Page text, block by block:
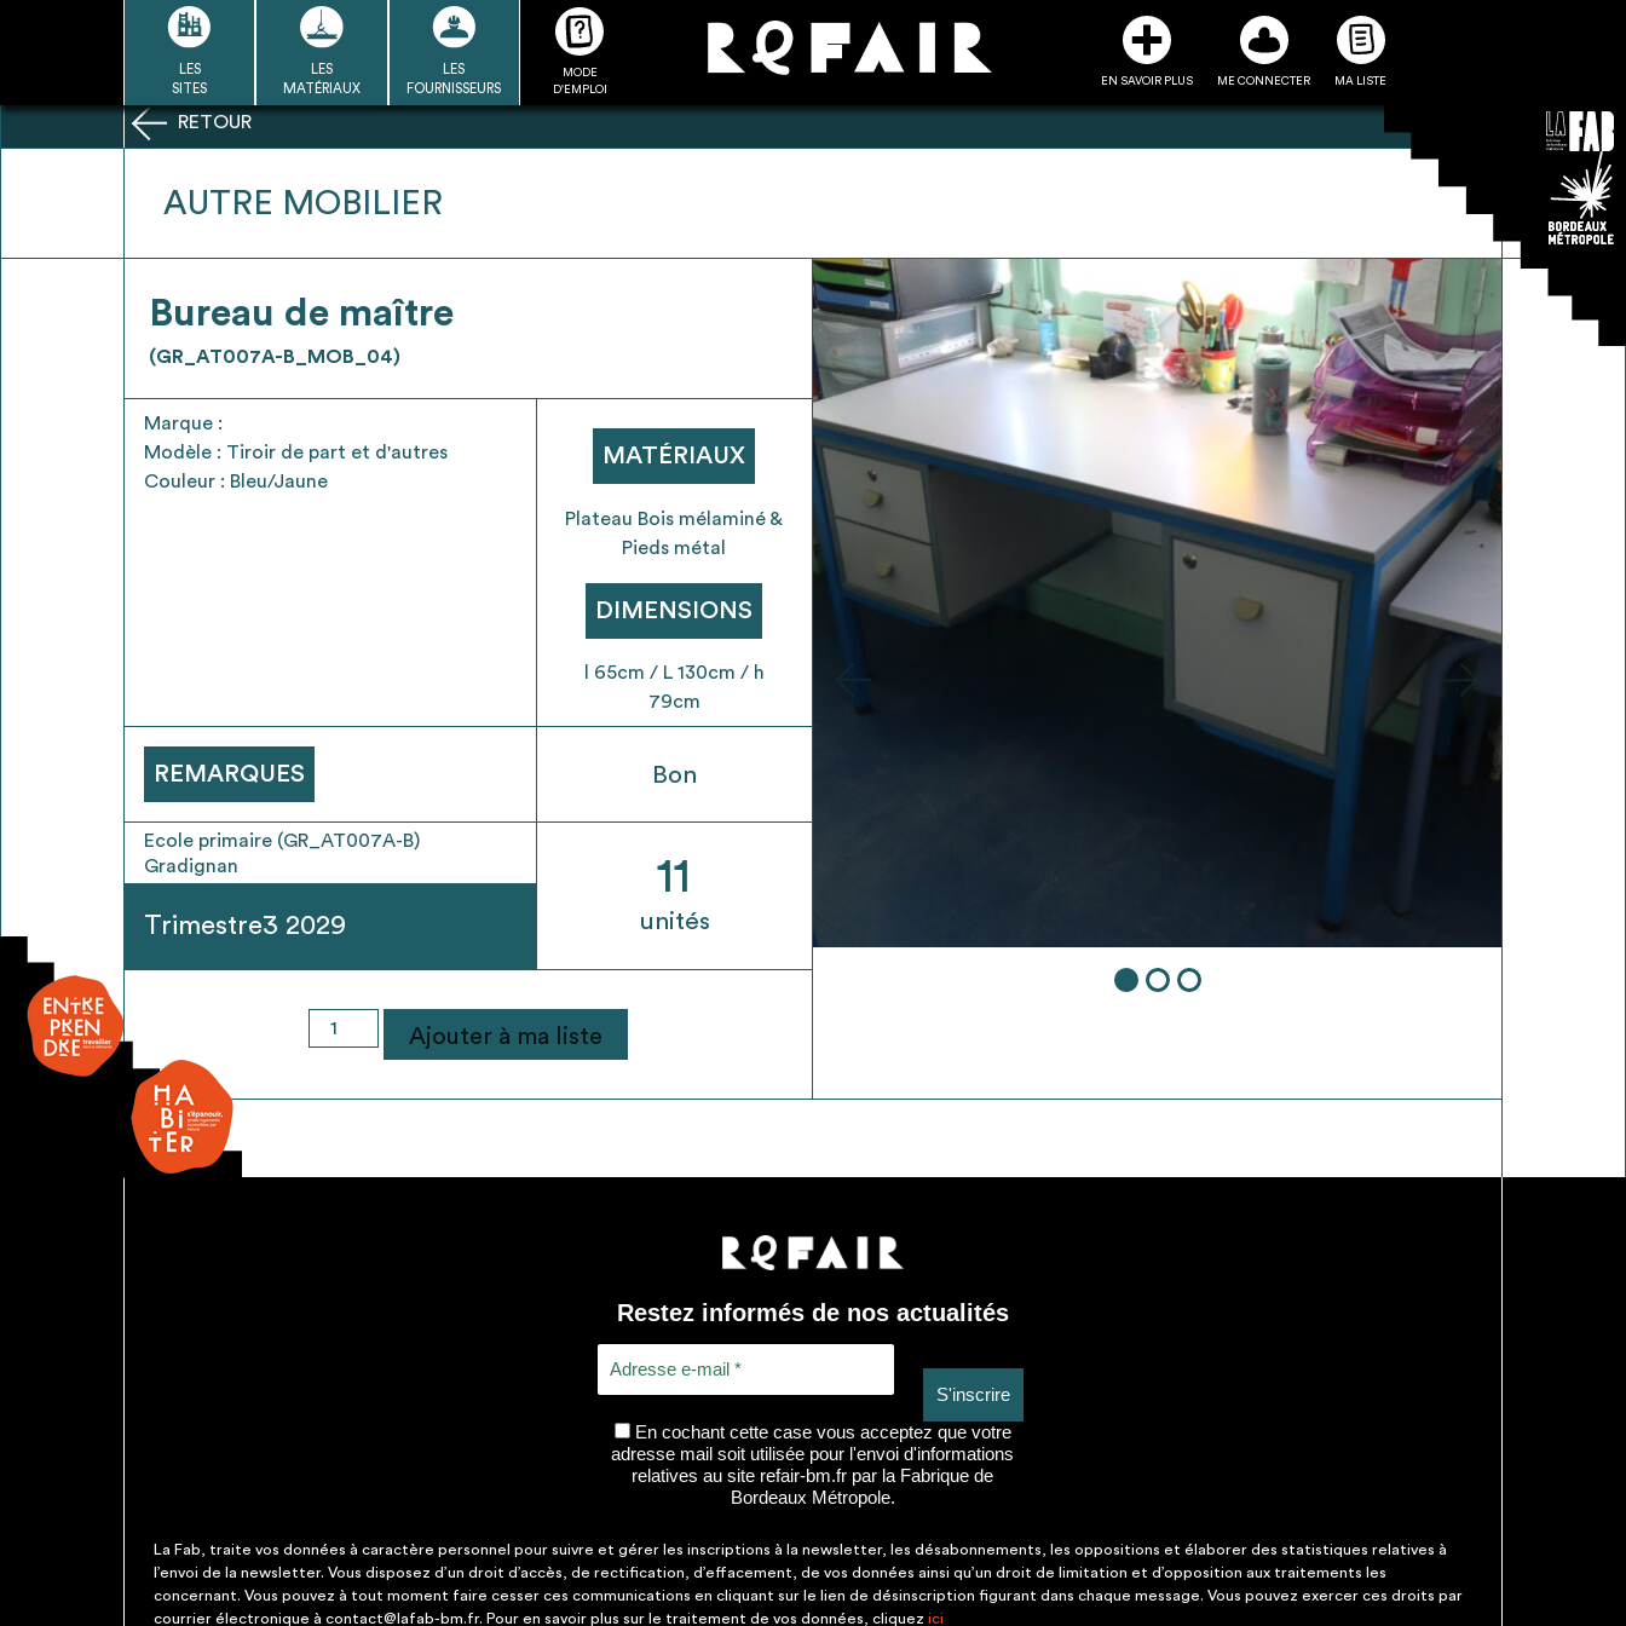
LES
SITES
LES
MATÉRIAUX
LES
FOURNISSEURS
MODE
D'EMPLOI
EN SAVOIR PLUS ME CONNECTER MA LISTE
LA DÉMARCHE
LA BASE
DU RÉEMPLOI
Refair mode d'emploi
1
Se connecter / Se créer un
Ajouter les matériaux
intéressants à "ma liste"
Transmettre sa liste de
manifestation d'intérêt pour
les matériaux sélectionnés
Exporter sa liste et ses fiches
produits pour l’utiliser comme
un outil d’aide à la conception
Être recontacté afin d’obtenir
plus de renseignements sur les
modalités et stratégies de
récupérations envisageables
* Attention, l’ajout des matériaux à sa liste et son envoi ne vaut aucunement réservation.
RETOUR
AUTRE MOBILIER
Bureau de maître
(GR_AT007A-B_MOB_04)
Marque :
Modèle : Tiroir de part et d'autres
Couleur : Bleu/Jaune
REMARQUES
Ecole primaire (GR_AT007A-B)
Gradignan
Trimestre3 2029
MATÉRIAUX
Plateau Bois mélaminé &
Pieds métal
DIMENSIONS
l 65cm / L 130cm / h
79cm
Bon
11
unités
quantité
de
Ajouter à ma liste
Restez informés de nos actualités
En cochant cette case vous acceptez que votre
adresse mail soit utilisée pour l'envoi d'informations
relatives au site refair-bm.fr par la Fabrique de
Bordeaux Métropole.
La Fab, traite vos données à caractère personnel pour suivre et gérer les inscriptions à la newsletter, les désabonnements, les oppositions et élaborer des statistiques relatives à
l’envoi de la newsletter. Vous disposez d’un droit d’accès, de rectification, d’effacement, de vos données ainsi qu’un droit de limitation et d’opposition aux traitements les
concernant. Vous pouvez à tout moment faire cesser ces communications en cliquant sur le lien de désinscription figurant dans chaque message. Vous pouvez exercer ces droits par
courrier électronique à contact@lafab-bm.fr. Pour en savoir plus sur le traitement de vos données, cliquez ici